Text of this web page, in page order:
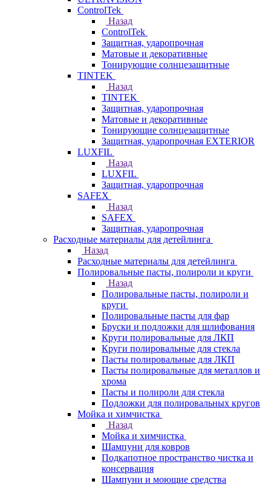
ControlTek
Назад
ControlTek
Защитная, ударопрочная
Матовые и декоративные
Тонирующие солнцезащитные
TINTEK
Назад
TINTEK
Защитная, ударопрочная
Матовые и декоративные
Тонирующие солнцезащитные
Защитная, ударопрочная EXTERIOR
LUXFIL
Назад
LUXFIL
Защитная, ударопрочная
SAFEX
Назад
SAFEX
Защитная, ударопрочная
Расходные материалы для детейлинга
Назад
Расходные материалы для детейлинга
Полировальные пасты, полироли и круги
Назад
Полировальные пасты, полироли и
круги
Полировальные пасты для фар
Бруски и подложки для шлифования
Круги полировальные для ЛКП
Круги полировальные для стекла
Пасты полировальные для ЛКП
Пасты полировальные для металлов и
хрома
Пасты и полироли для стекла
Подложки для полировальных кругов
Мойка и химчистка
Назад
Мойка и химчистка
Шампуни для ковров
Подкапотное пространство чистка и
консервация
Шампуни и моющие средства